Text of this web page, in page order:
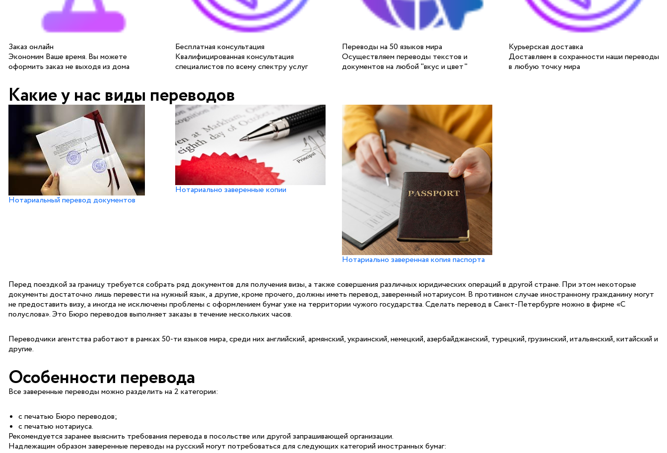
Заказ онлайн
Экономим Ваше время. Вы можете
оформить заказ не выходя из дома
Бесплатная консультация
Квалифицированная консультация
специалистов по всему спектру услуг
Переводы на 50 языков мира
Осуществляем переводы текстов и
документов на любой "вкус и цвет"
Курьерская доставка
Доставляем в сохранности наши переводы
в любую точку мира
Какие у нас виды переводов
Нотариальный перевод документов
Нотариально заверенные копии
Нотариально заверенная копия паспорта
Перед поездкой за границу требуется собрать ряд документов для получения визы, а также совершения различных юридических операций в другой стране. При этом некоторые
документы достаточно лишь перевести на нужный язык, а другие, кроме прочего, должны иметь перевод, заверенный нотариусом. В противном случае иностранному гражданину могут
не предоставить визу, а иногда не исключены проблемы с оформлением бумаг уже на территории чужого государства. Сделать перевод в Санкт-Петербурге можно в фирме «С
полуслова». Это Бюро переводов выполняет заказы в течение нескольких часов.
Переводчики агентства работают в рамках 50-ти языков мира, среди них английский, армянский, украинский, немецкий, азербайджанский, турецкий, грузинский, итальянский, китайский и
другие.
Особенности перевода
Все заверенные переводы можно разделить на 2 категории:
с печатью Бюро переводов;
с печатью нотариуса.
Рекомендуется заранее выяснить требования перевода в посольстве или другой запрашивающей организации.
Надлежащим образом заверенные переводы на русский могут потребоваться для следующих категорий иностранных бумаг: